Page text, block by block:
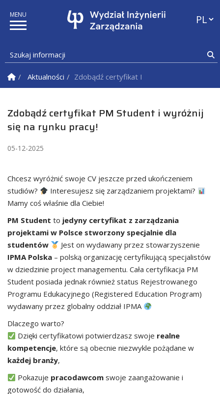
Szukaj informacji
Strona Główna
Aktualności Zdobądź certyfikat PM Student i wyróżnij
Zdobądź certyfikat PM Student i wyróżnij
się na rynku pracy!
05-12-2025
Chcesz wyróżnić swoje CV jeszcze przed ukończeniem
studiów?
Interesujesz się zarządzaniem projektami?
Mamy coś właśnie dla Ciebie!
PM Student to jedyny certyfikat z zarządzania
projektami w Polsce stworzony specjalnie dla
studentów
Jest on wydawany przez stowarzyszenie
IPMA Polska – polską organizację certyfikującą specjalistów
w dziedzinie project managementu. Cała certyfikacja PM
Student posiada jednak również status Rejestrowanego
Programu Edukacyjnego (Registered Education Program)
wydawany przez globalny oddział IPMA
Dlaczego warto?
Dzięki certyfikatowi potwierdzasz swoje realne
kompetencje, które są obecnie niezwykle pożądane w
każdej branży,
Pokazuje pracodawcom swoje zaangażowanie i
gotowość do działania,